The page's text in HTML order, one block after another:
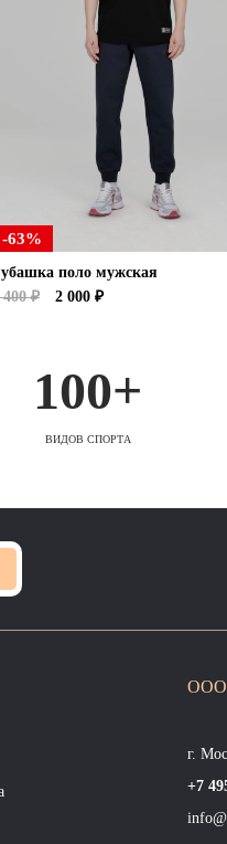
-63%
поло мужская
400 ₽
2 000 ₽
100+
ВИДОВ СПОРТА
ООО
г.
+7